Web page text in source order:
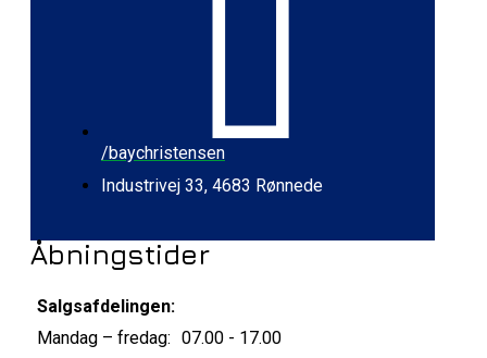
/baychristensen
Industrivej 33, 4683 Rønnede
Åbningstider
Salgsafdelingen:
Mandag – fredag: 07.00 - 17.00